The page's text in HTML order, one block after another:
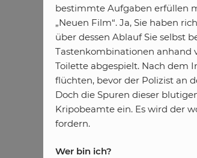
bestimmte Aufgaben erfüllen
„Neuen Film“. Ja, Sie haben
über dessen Ablauf Sie selbst
Tastenkombinationen anhand
Toilette abgespielt. Nach dem
flüchten, bevor der Polizist an
Doch die Spuren dieser
Kripobeamte ein. Es wird der
fordern.
Wer bin ich?